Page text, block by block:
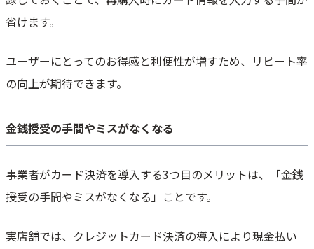
省けます。
ユーザーにとってのお得感と利便性が増すため、リピート率
の向上が期待できます。
金銭授受の手間やミスがなくなる
事業者がカード決済を導入する3つ目のメリットは、「金銭
授受の手間やミスがなくなる」ことです。
実店舗では、クレジットカード決済の導入により現金払い